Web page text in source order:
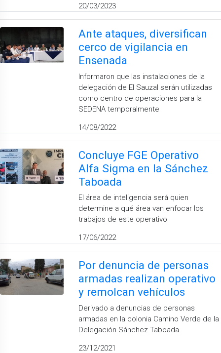
20/03/2023
Ante ataques, diversifican
cerco de vigilancia en
Ensenada
Informaron que las instalaciones de la
delegación de El Sauzal serán utilizadas
como centro de operaciones para la
SEDENA temporalmente
14/08/2022
Concluye FGE Operativo
Alfa Sigma en la Sánchez
Taboada
El área de inteligencia será quien
determine a qué área van enfocar los
trabajos de este operativo
17/06/2022
Por denuncia de personas
armadas realizan operativo
y remolcan vehículos
Derivado a denuncias de personas
armadas en la colonia Camino Verde de la
Delegación Sánchez Taboada
23/12/2021